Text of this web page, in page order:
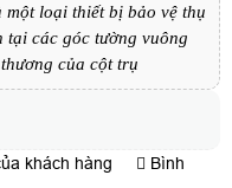
một loại thiết bị bảo vệ thụ
tại các góc tường vuông
của cột trụ
khách hàng
Bình